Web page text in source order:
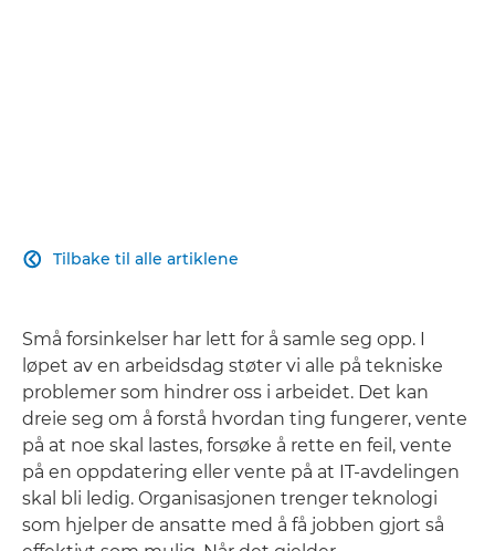
Tilbake til alle artiklene

Små forsinkelser har lett for å samle seg opp. I
løpet av en arbeidsdag støter vi alle på tekniske
problemer som hindrer oss i arbeidet. Det kan
dreie seg om å forstå hvordan ting fungerer, vente
på at noe skal lastes, forsøke å rette en feil, vente
på en oppdatering eller vente på at IT-avdelingen
skal bli ledig. Organisasjonen trenger teknologi
som hjelper de ansatte med å få jobben gjort så